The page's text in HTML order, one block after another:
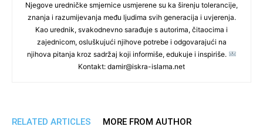
Njegove uredničke smjernice usmjerene su ka širenju tolerancije,
znanja i razumijevanja među ljudima svih generacija i uvjerenja.
Kao urednik, svakodnevno sarađuje s autorima, čitaocima i
zajednicom, osluškujući njihove potrebe i odgovarajući na
njihova pitanja kroz sadržaj koji informiše, edukuje i inspiriše.
Kontakt: damir@iskra-islama.net
RELATED ARTICLES MORE FROM AUTHOR